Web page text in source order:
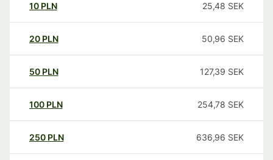
10 PLN 25,48 SEK
20 PLN 50,96 SEK
50 PLN 127,39 SEK
100 PLN 254,78 SEK
250 PLN 636,96 SEK